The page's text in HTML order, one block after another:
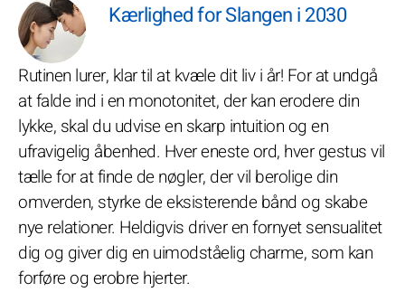
Kærlighed for Slangen i 2030
Rutinen lurer, klar til at kvæle dit liv i år! For at undgå
at falde ind i en monotonitet, der kan erodere din
lykke, skal du udvise en skarp intuition og en
ufravigelig åbenhed. Hver eneste ord, hver gestus vil
tælle for at finde de nøgler, der vil berolige din
omverden, styrke de eksisterende bånd og skabe
nye relationer. Heldigvis driver en fornyet sensualitet
dig og giver dig en uimodståelig charme, som kan
forføre og erobre hjerter.